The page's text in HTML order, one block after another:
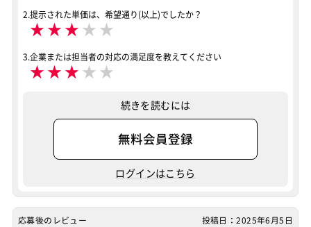
スキル VBA JavaScript Kintone
リモートOK
その他
2.提示された単価は、希望通り(以上)でしたか？
★ ★ ★ ★ ★
3.企業または担当者の対応の満足度を教えてください
★ ★ ★ ★ ★
続きを読むには
無料会員登録
ログインはこちら
応募後のレビュー 投稿日：2025年6月5日